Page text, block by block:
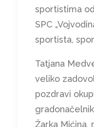
sportistima
SPC
sportista,
Tatjana
veliko
pozdravi
Žarka Mićina,